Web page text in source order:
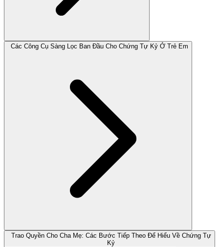
Các Công Cụ Sàng Lọc Ban Đầu Cho Chứng Tự Kỷ Ở Trẻ Em
Trao Quyền Cho Cha Mẹ: Các Bước Tiếp Theo Để Hiểu Về Chứng Tự
Kỷ